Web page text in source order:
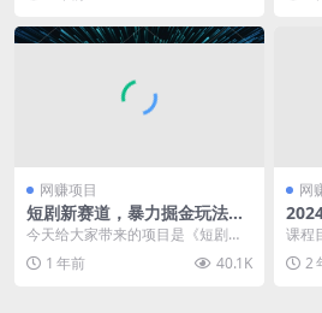
网赚项目
短剧新赛道，暴力掘金玩法，
单日1000+
今天给大家带来的项目是《短剧新
赛道，暴力掘金玩法，单日1000
+》 ①红利期，流...
1 年前 40.1K
网
月)
课程
│
理解
2